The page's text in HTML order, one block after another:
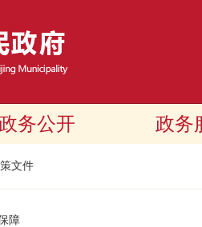
务公开 政务
文件
障